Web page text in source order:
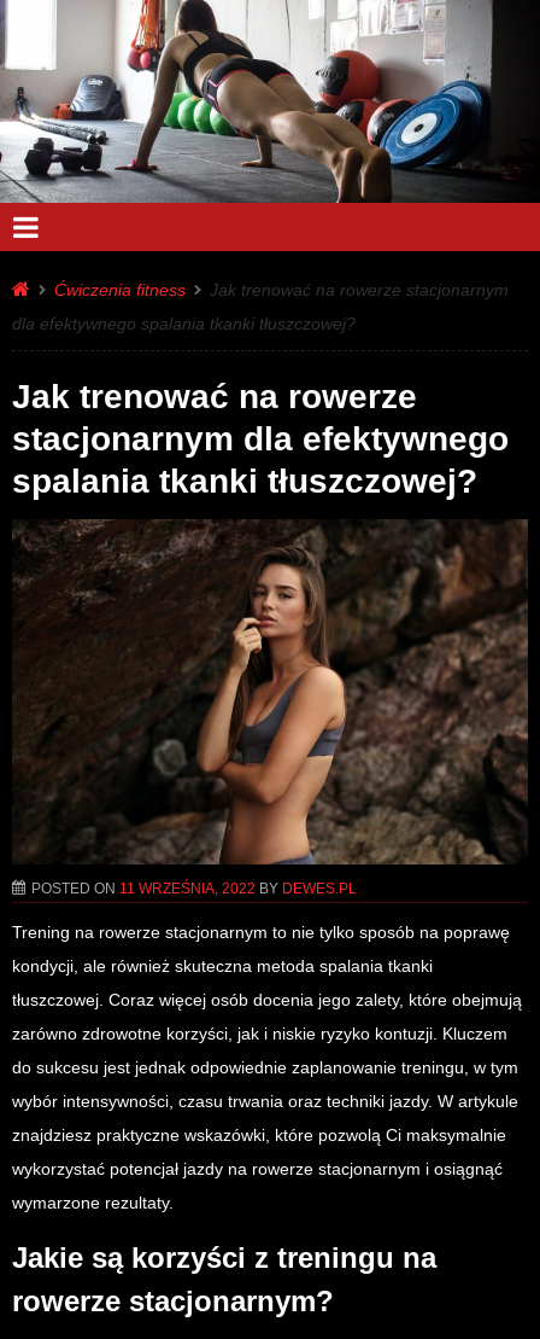
Ćwiczenia fitness
Jak trenować na rowerze stacjonarnym
dla efektywnego spalania tkanki tłuszczowej?
Jak trenować na rowerze
stacjonarnym dla efektywnego
spalania tkanki tłuszczowej?
POSTED ON 11 WRZEŚNIA, 2022 BY DEWES.PL
Trening na rowerze stacjonarnym to nie tylko sposób na poprawę
kondycji, ale również skuteczna metoda spalania tkanki
tłuszczowej. Coraz więcej osób docenia jego zalety, które obejmują
zarówno zdrowotne korzyści, jak i niskie ryzyko kontuzji. Kluczem
do sukcesu jest jednak odpowiednie zaplanowanie treningu, w tym
wybór intensywności, czasu trwania oraz techniki jazdy. W artykule
znajdziesz praktyczne wskazówki, które pozwolą Ci maksymalnie
wykorzystać potencjał jazdy na rowerze stacjonarnym i osiągnąć
wymarzone rezultaty.
Jakie są korzyści z treningu na
rowerze stacjonarnym?